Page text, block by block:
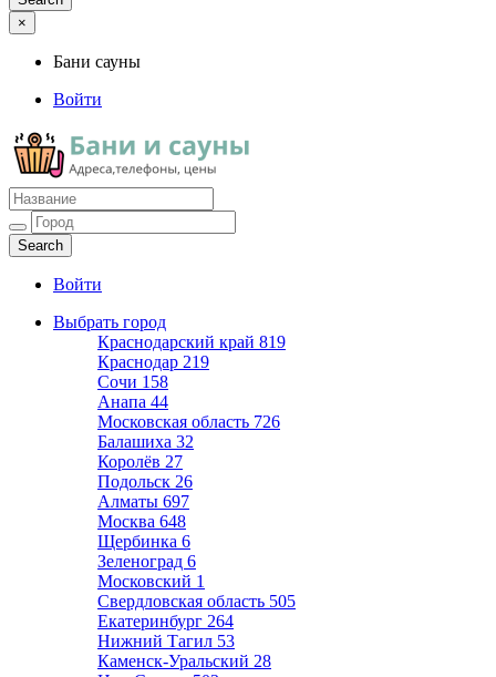
×
Бани сауны
Войти
Бани сауны
Адреса и телефоны
Войти
Выбрать город
Краснодарский край 819
Краснодар 219
Сочи 158
Анапа 44
Московская область 726
Балашиха 32
Королёв 27
Подольск 26
Алматы 697
Москва 648
Щербинка 6
Зеленоград 6
Московский 1
Свердловская область 505
Екатеринбург 264
Нижний Тагил 53
Каменск-Уральский 28